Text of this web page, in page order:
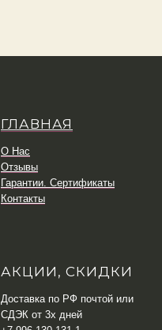
ГЛАВНАЯ
О Нас
Отзывы
Гарантии. Сертификаты
Контакты
АКЦИИ, СКИДКИ
Доставка по РФ почтой или
СДЭК от 3х дней